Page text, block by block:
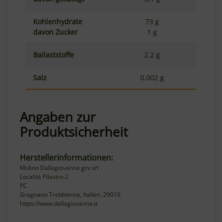
Kohlenhydrate
davon Zucker
73 g
1 g
Ballaststoffe 2,2 g
Salz 0,002 g
Angaben zur
Produktsicherheit
Herstellerinformationen:
Molino Dallagiovanna grv srl
Località Pilastro 2
PC
Gragnano Trebbiense, Italien, 29010
https://www.dallagiovanna.it